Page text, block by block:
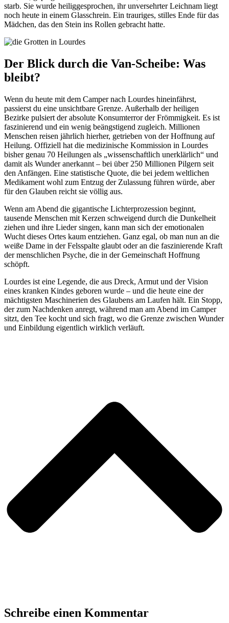
starb. Sie wurde heiliggesprochen, ihr unversehrter Leichnam liegt
noch heute in einem Glasschrein. Ein trauriges, stilles Ende für das
Mädchen, das den Stein ins Rollen gebracht hatte.
Der Blick durch die Van-Scheibe: Was
bleibt?
Wenn du heute mit dem Camper nach Lourdes hineinfährst,
passierst du eine unsichtbare Grenze. Außerhalb der heiligen
Bezirke pulsiert der absolute Konsumterror der Frömmigkeit. Es ist
faszinierend und ein wenig beängstigend zugleich. Millionen
Menschen reisen jährlich hierher, getrieben von der Hoffnung auf
Heilung. Offiziell hat die medizinische Kommission in Lourdes
bisher genau 70 Heilungen als „wissenschaftlich unerklärlich“ und
damit als Wunder anerkannt – bei über 250 Millionen Pilgern seit
den Anfängen. Eine statistische Quote, die bei jedem weltlichen
Medikament wohl zum Entzug der Zulassung führen würde, aber
für den Glauben reicht sie völlig aus.
Wenn am Abend die gigantische Lichterprozession beginnt,
tausende Menschen mit Kerzen schweigend durch die Dunkelheit
ziehen und ihre Lieder singen, kann man sich der emotionalen
Wucht dieses Ortes kaum entziehen. Ganz egal, ob man nun an die
weiße Dame in der Felsspalte glaubt oder an die faszinierende Kraft
der menschlichen Psyche, die in der Gemeinschaft Hoffnung
schöpft.
Lourdes ist eine Legende, die aus Dreck, Armut und der Vision
eines kranken Kindes geboren wurde – und die heute eine der
mächtigsten Maschinerien des Glaubens am Laufen hält. Ein Stopp,
der zum Nachdenken anregt, während man am Abend im Camper
sitzt, den Tee kocht und sich fragt, wo die Grenze zwischen Wunder
und Einbildung eigentlich wirklich verläuft.
Schreibe einen Kommentar